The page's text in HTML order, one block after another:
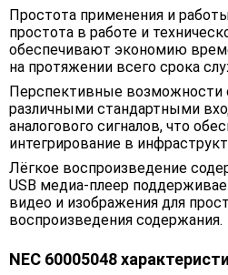
Простота применения и
простота в работе и
обеспечивают экономию
на протяжении всего срока
Перспективные возможности
различными стандартными
аналогового сигналов, что
интегрирование в
Лёгкое воспроизведение
USB медиа-плеер
видео и изображения для
воспроизведения содержания.
NEC 60005048